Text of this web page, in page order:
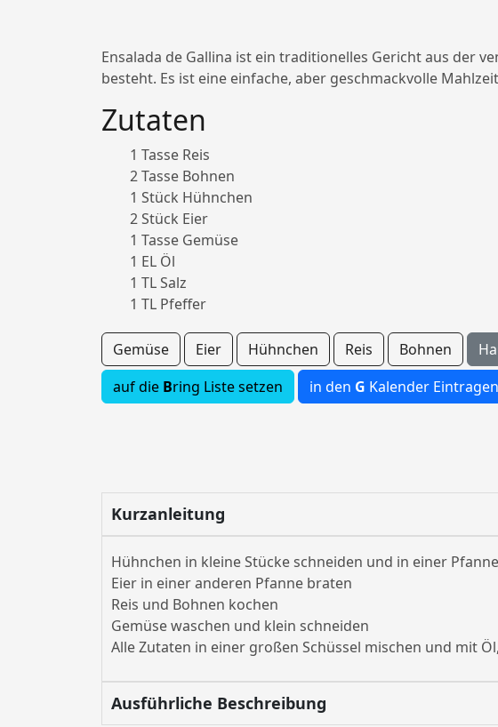
Ensalada de Gallina ist ein traditionelles Gericht aus der
besteht. Es ist eine einfache, aber geschmackvolle
Zutaten
1 Tasse Reis
2 Tasse Bohnen
1 Stück Hühnchen
2 Stück Eier
1 Tasse Gemüse
1 EL Öl
1 TL Salz
1 TL Pfeffer
Gemüse Eier Hühnchen Reis Bohnen
auf die Bring Liste setzen in den G Kalender Eintragen
Kurzanleitung
Hühnchen in kleine Stücke schneiden und in einer
Eier in einer anderen Pfanne braten
Reis und Bohnen kochen
Gemüse waschen und klein schneiden
Alle Zutaten in einer großen Schüssel mischen und mit
Ausführliche Beschreibung